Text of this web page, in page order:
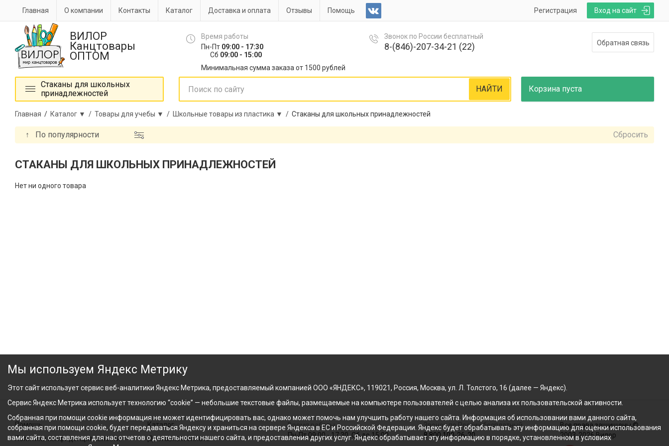
Вход на сайт
Регистрация
Главная О компании Контакты Каталог Доставка и оплата Отзывы Помощь
ВИЛОР
Канцтовары
ОПТОМ
Время работы
Пн-Пт 09:00 - 17:30
Сб 09:00 - 15:00
Минимальная сумма заказа от 1500 рублей
Звонок по России бесплатный
8-(846)-207-34-21 (22) Обратная связь
Стаканы для школьных
принадлежностей
Корзина пуста
НАЙТИ
Главная / Каталог ▼ / Товары для учебы ▼ / Школьные товары из пластика ▼ / Стаканы для школьных принадлежностей
↑ По популярности Сбросить
СТАКАНЫ ДЛЯ ШКОЛЬНЫХ ПРИНАДЛЕЖНОСТЕЙ
Нет ни одного товара
Помощь
Политика конфиденциальности
Каталог
Доставка и оплата
Время работы
Пн-Пт 09:00 - 17:30, Сб до 15:00
Звонок по России бесплатный
8 800 100-26-20
Все права защищены ©
2003-2026 Вилор
Мы используем Яндекс Метрику
Этот сайт использует сервис веб-аналитики Яндекс Метрика, предоставляемый компанией ООО «ЯНДЕКС», 119021, Россия, Москва, ул. Л. Толстого, 16 (далее — Яндекс).
Сервис Яндекс Метрика использует технологию “cookie” — небольшие текстовые файлы, размещаемые на компьютере пользователей с целью анализа их пользовательской активности.
Собранная при помощи cookie информация не может идентифицировать вас, однако может помочь нам улучшить работу нашего сайта. Информация об использовании вами данного сайта,
собранная при помощи cookie, будет передаваться Яндексу и храниться на сервере Яндекса в ЕС и Российской Федерации. Яндекс будет обрабатывать эту информацию для оценки использования
вами сайта, составления для нас отчетов о деятельности нашего сайта, и предоставления других услуг. Яндекс обрабатывает эту информацию в порядке, установленном в условиях